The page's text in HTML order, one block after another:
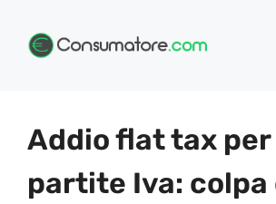
Addio flat tax per
partite Iva: colpa